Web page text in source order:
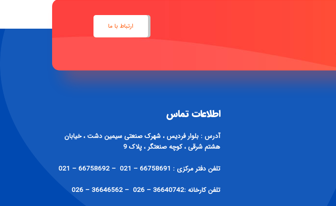
ارتباط با ما
اطلاعات تماس
آدرس : بلوار فردیس ، شهرک صنعتی سیمین دشت ، خیابان
هشتم شرقی ، کوچه صنعتگر ، پلاک 9
تلفن دفتر مرکزی : 66758691 – 021 – 66758692 – 021
تلفن کارخانه :36640742 – 026 – 36646562 – 026